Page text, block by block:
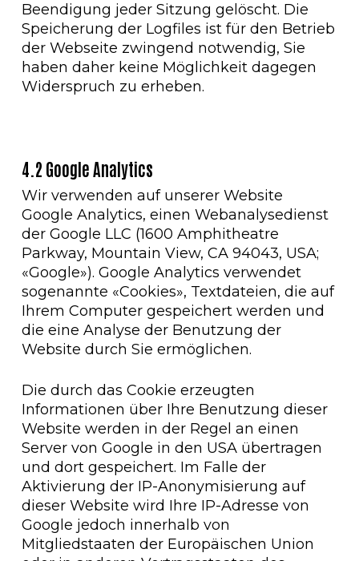
Beendigung jeder Sitzung gelöscht. Die
Speicherung der Logfiles ist für den Betrieb
der Webseite zwingend notwendig, Sie
haben daher keine Möglichkeit dagegen
Widerspruch zu erheben.
4.2 Google Analytics
Wir verwenden auf unserer Website
Google Analytics, einen Webanalysedienst
der Google LLC (1600 Amphitheatre
Parkway, Mountain View, CA 94043, USA;
«Google»). Google Analytics verwendet
sogenannte «Cookies», Textdateien, die auf
Ihrem Computer gespeichert werden und
die eine Analyse der Benutzung der
Website durch Sie ermöglichen.
Die durch das Cookie erzeugten
Informationen über Ihre Benutzung dieser
Website werden in der Regel an einen
Server von Google in den USA übertragen
und dort gespeichert. Im Falle der
Aktivierung der IP-Anonymisierung auf
dieser Website wird Ihre IP-Adresse von
Google jedoch innerhalb von
Mitgliedstaaten der Europäischen Union